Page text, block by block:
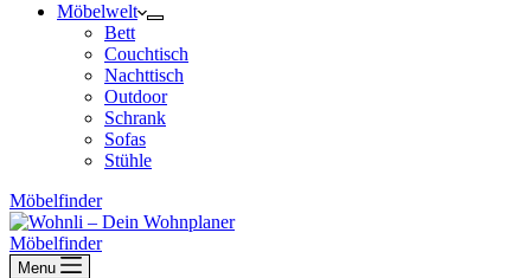
Möbelwelt
Bett
Couchtisch
Nachttisch
Outdoor
Schrank
Sofas
Stühle
Möbelfinder
Möbelfinder
Menu